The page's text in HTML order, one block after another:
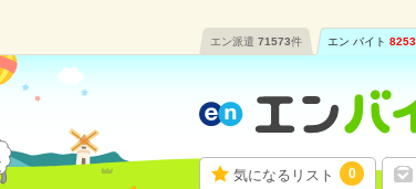
エン派遣 71573件 エン バイト
気になるリスト 0